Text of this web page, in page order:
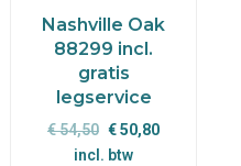
Nashville Oak
88299 incl.
gratis
legservice
€54,50 Oorspronkelijke
prijs
€50,80Huidige
incl. btw